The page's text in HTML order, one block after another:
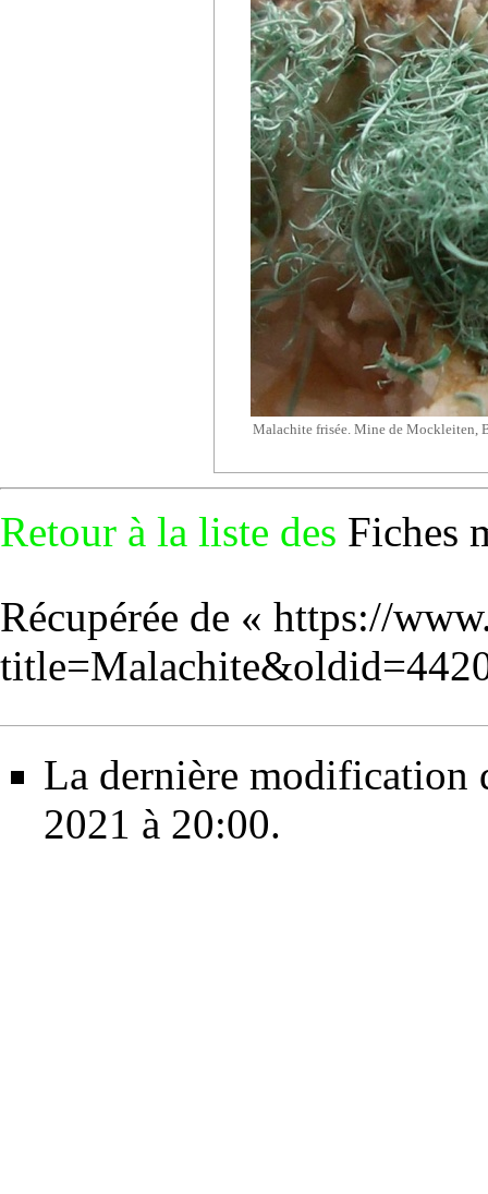
Malachite frisée. Mine de Mockleiten,
Retour à la liste des Fiches
Récupérée de « https://
La dernière modification
2021 à 20:00.